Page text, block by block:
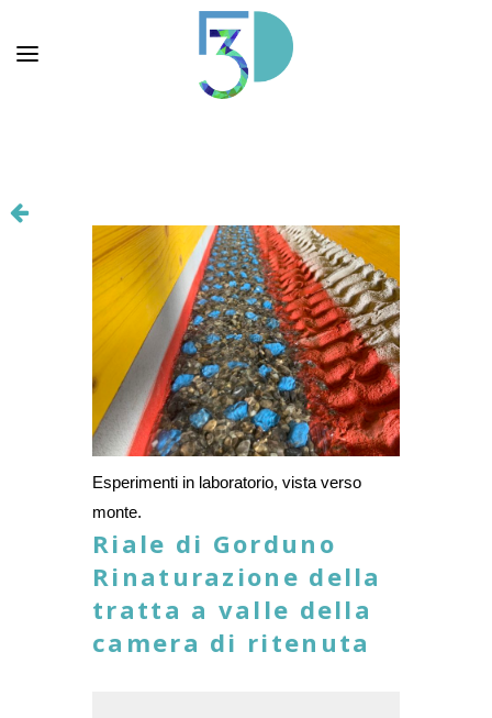
Esperimenti in laboratorio, vista verso
monte.
Riale di Gorduno
Rinaturazione della
tratta a valle della
camera di ritenuta